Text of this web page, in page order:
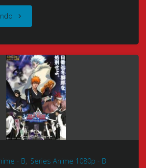
(Bleach:
The
Hell
Chapter)
(劇
場
版
"Bleach
3:
Fade
to
Black
(Bleach
Película
- B, Series Anime 1080p - B